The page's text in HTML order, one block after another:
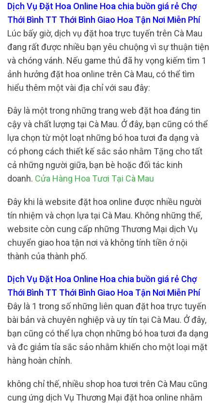
Dịch Vụ Đặt Hoa Online Hoa chia buồn giá rẻ Chợ
Thới Bình TT Thới Bình Giao Hoa Tận Nơi Miễn Phí
Lúc bấy giờ, dịch vụ đặt hoa trực tuyến trên Cà Mau
đang rất được nhiều bạn yêu chuộng vì sự thuận tiện
và chóng vánh. Nếu game thủ đã hy vọng kiếm tìm 1
ảnh hưởng đặt hoa online trên Cà Mau, có thể tìm
hiểu thêm một vài địa chỉ với sau đây:
Đây là một trong những trang web đặt hoa đáng tin
cậy và chất lượng tại Cà Mau. Ở đây, bạn cũng có thể
lựa chọn từ một loạt những bó hoa tươi đa dạng và
có phong cách thiết kế sắc sảo nhằm Tặng cho tất
cả những người giữa, bạn bè hoặc đối tác kinh
doanh. Cửa Hàng Hoa Tươi Tại Cà Mau
Đây khi là website đặt hoa online được nhiều người
tín nhiệm và chọn lựa tại Cà Mau. Không những thế,
website còn cung cấp những Thương Mại dịch Vụ
chuyển giao hoa tận nơi và không tính tiền ở nội
thành của thành phố.
Dịch Vụ Đặt Hoa Online Hoa chia buồn giá rẻ Chợ
Thới Bình TT Thới Bình Giao Hoa Tận Nơi Miễn Phí
Đây là 1 trong số những liên quan đặt hoa trực tuyến
bài bản và chuyên nghiệp và uy tín tại Cà Mau. Ở đây,
bạn cũng có thể lựa chọn những bó hoa tươi đa dạng
và đc giảm tỉa sắc sảo nhằm khiến cho một loại mặt
hàng hoàn chỉnh.
không chỉ thế, nhiều shop hoa tươi trên Cà Mau cũng
cung ứng dịch Vụ Thương Mại đặt hoa online nhằm